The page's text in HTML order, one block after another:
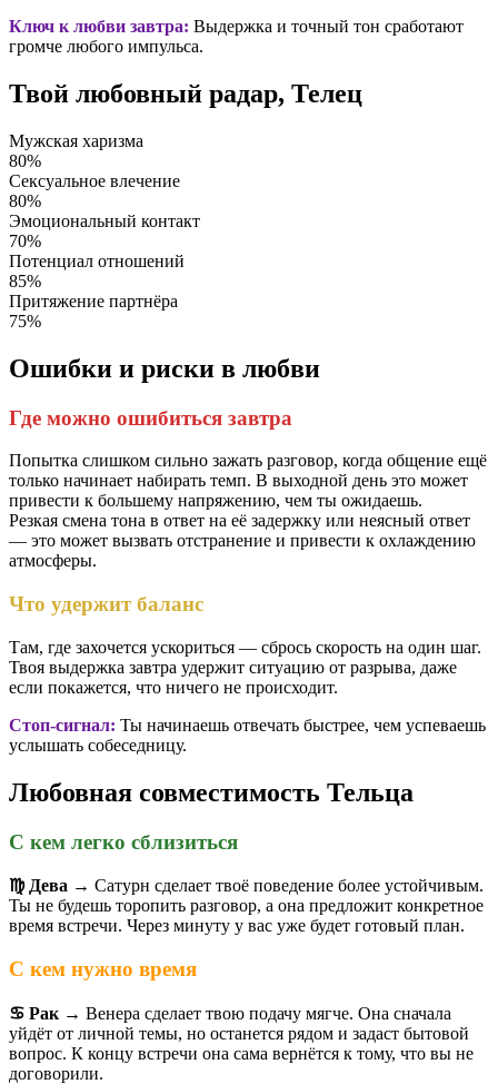
Ключ к любви завтра: Выдержка и точный тон сработают
громче любого импульса.
Твой любовный радар, Телец
Мужская харизма
80%
Сексуальное влечение
80%
Эмоциональный контакт
70%
Потенциал отношений
85%
Притяжение партнёра
75%
Ошибки и риски в любви
Где можно ошибиться завтра
Попытка слишком сильно зажать разговор, когда общение ещё
только начинает набирать темп. В выходной день это может
привести к большему напряжению, чем ты ожидаешь.
Резкая смена тона в ответ на её задержку или неясный ответ
— это может вызвать отстранение и привести к охлаждению
атмосферы.
Что удержит баланс
Там, где захочется ускориться — сбрось скорость на один шаг.
Твоя выдержка завтра удержит ситуацию от разрыва, даже
если покажется, что ничего не происходит.
Стоп-сигнал: Ты начинаешь отвечать быстрее, чем успеваешь
услышать собеседницу.
Любовная совместимость Тельца
С кем легко сблизиться
♍️ Дева → Сатурн сделает твоё поведение более устойчивым.
Ты не будешь торопить разговор, а она предложит конкретное
время встречи. Через минуту у вас уже будет готовый план.
С кем нужно время
♋️ Рак → Венера сделает твою подачу мягче. Она сначала
уйдёт от личной темы, но останется рядом и задаст бытовой
вопрос. К концу встречи она сама вернётся к тому, что вы не
договорили.